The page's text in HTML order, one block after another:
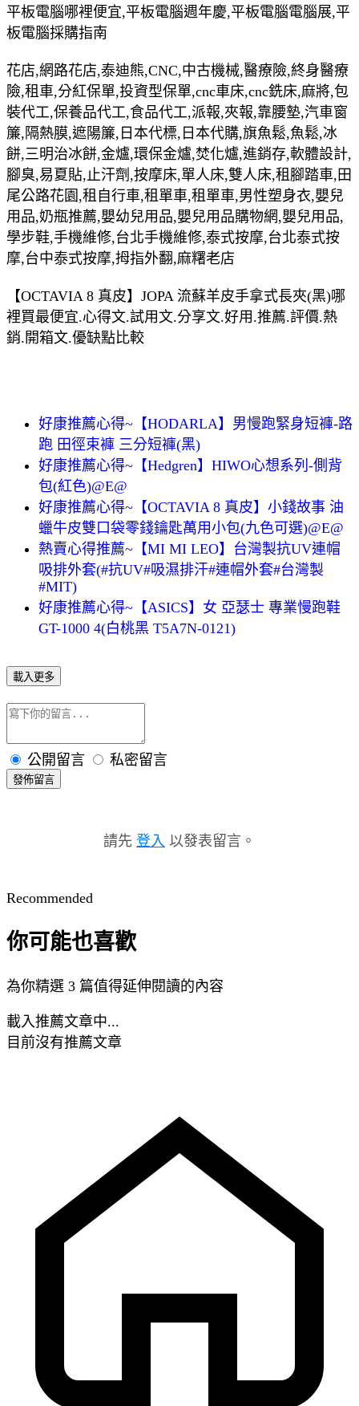
平板電腦哪裡便宜,平板電腦週年慶,平板電腦電腦展,平
板電腦採購指南
花店,網路花店,泰迪熊,CNC,中古機械,醫療險,終身醫療
險,租車,分紅保單,投資型保單,cnc車床,cnc銑床,麻將,包
裝代工,保養品代工,食品代工,派報,夾報,靠腰墊,汽車窗
簾,隔熱膜,遮陽簾,日本代標,日本代購,旗魚鬆,魚鬆,冰
餅,三明治冰餅,金爐,環保金爐,焚化爐,進銷存,軟體設計,
腳臭,易夏貼,止汗劑,按摩床,單人床,雙人床,租腳踏車,田
尾公路花園,租自行車,租單車,租單車,男性塑身衣,嬰兒
用品,奶瓶推薦,嬰幼兒用品,嬰兒用品購物網,嬰兒用品,
學步鞋,手機維修,台北手機維修,泰式按摩,台北泰式按
摩,台中泰式按摩,拇指外翻,麻糬老店
【OCTAVIA 8 真皮】JOPA 流蘇羊皮手拿式長夾(黑)哪
裡買最便宜.心得文.試用文.分享文.好用.推薦.評價.熱
銷.開箱文.優缺點比較
好康推薦心得~【HODARLA】男慢跑緊身短褲-路
跑 田徑束褲 三分短褲(黑)
好康推薦心得~【Hedgren】HIWO心想系列-側背
包(紅色)@E@
好康推薦心得~【OCTAVIA 8 真皮】小錢故事 油
蠟牛皮雙口袋零錢鑰匙萬用小包(九色可選)@E@
熱賣心得推薦~【MI MI LEO】台灣製抗UV連帽
吸排外套(#抗UV#吸濕排汗#連帽外套#台灣製
#MIT)
好康推薦心得~【ASICS】女 亞瑟士 專業慢跑鞋
GT-1000 4(白桃黑 T5A7N-0121)
載入更多
公開留言 私密留言
發佈留言
請先 登入 以發表留言。
Recommended
你可能也喜歡
為你精選 3 篇值得延伸閱讀的內容
載入推薦文章中...
目前沒有推薦文章